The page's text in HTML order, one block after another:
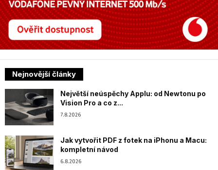
Nejnovější články
Největší neúspěchy Applu: od Newtonu po
Vision Pro a co z...
7.8.2026
Jak vytvořit PDF z fotek na iPhonu a Macu:
kompletní návod
6.8.2026